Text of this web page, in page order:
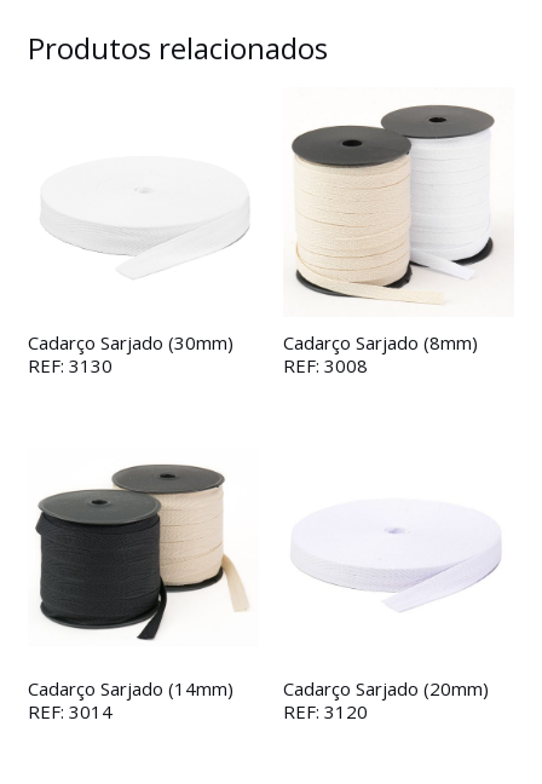
Produtos relacionados
Cadarço Sarjado (30mm)
REF: 3130
Cadarço Sarjado (8mm)
REF: 3008
Cadarço Sarjado (14mm)
REF: 3014
Cadarço Sarjado (20mm)
REF: 3120